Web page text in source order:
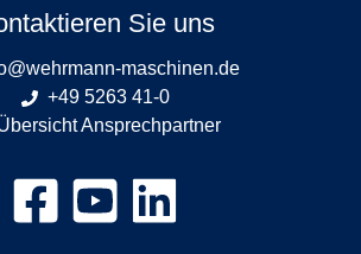
Sie uns
maschinen.de
+49 5263 41-0
Ansprechpartner